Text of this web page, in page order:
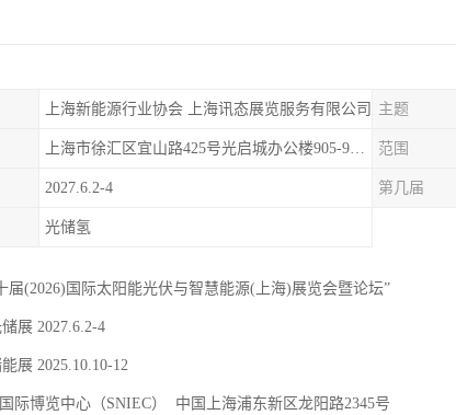
上海新能源行业协会 上海讯态展览服务有限公司 主题
上海市徐汇区宜山路425号光启城办公楼905-907室 范围
2027.6.2-4 第几届
光储氢
届(2026)国际太阳能光伏与智慧能源(上海)展览会暨论坛”
展 2027.6.2-4
展 2025.10.10-12
际博览中心（SNIEC） 中国上海浦东新区龙阳路2345号